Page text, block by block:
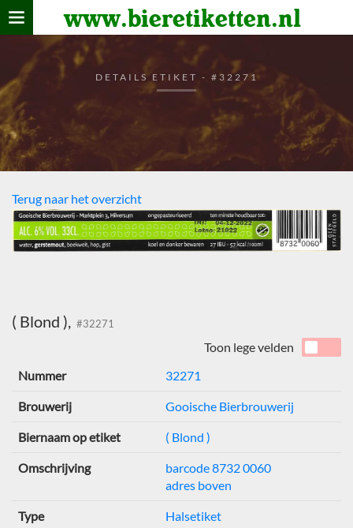
www.bieretiketten.nl
Home
verzamelen
De bierkaart
Bezoekers
DETAILS ETIKET - #32271
Terug naar het overzicht
( Blond ), #32271
Toon lege velden
Nummer
32271
Brouwerij Gooische Bierbrouwerij
Biernaam op etiket ( Blond )
Omschrijving
barcode 8732 0060
adres boven
Type Halsetiket